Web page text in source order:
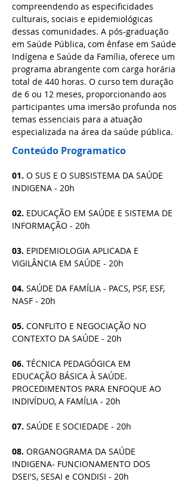
compreendendo as especificidades
culturais, sociais e epidemiológicas
dessas comunidades. A pós-graduação
em Saúde Pública, com ênfase em Saúde
Indígena e Saúde da Família, oferece um
programa abrangente com carga horária
total de 440 horas. O curso tem duração
de 6 ou 12 meses, proporcionando aos
participantes uma imersão profunda nos
temas essenciais para a atuação
especializada na área da saúde pública.
Conteúdo Programatico
01. O SUS E O SUBSISTEMA DA SAÚDE
INDIGENA - 20h
02. EDUCAÇÃO EM SAÚDE E SISTEMA DE
INFORMAÇÃO - 20h
03. EPIDEMIOLOGIA APLICADA E
VIGILÂNCIA EM SAÚDE - 20h
04. SAÚDE DA FAMÍLIA - PACS, PSF, ESF,
NASF - 20h
05. CONFLITO E NEGOCIAÇÃO NO
CONTEXTO DA SAÚDE - 20h
06. TÉCNICA PEDAGÓGICA EM
EDUCAÇÃO BÁSICA À SAÚDE.
PROCEDIMENTOS PARA ENFOQUE AO
INDIVÍDUO, A FAMÍLIA - 20h
07. SAÚDE E SOCIEDADE - 20h
08. ORGANOGRAMA DA SAÚDE
INDIGENA- FUNCIONAMENTO DOS
DSEI'S, SESAI e CONDISI - 20h